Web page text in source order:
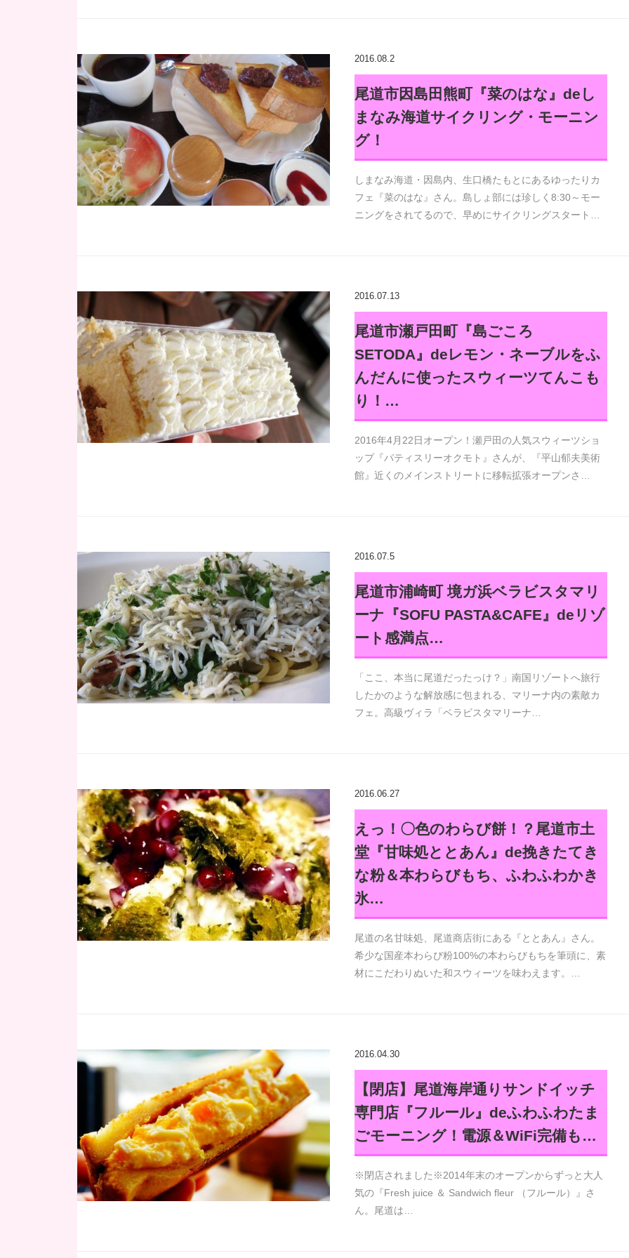
2016.08.2
尾道市因島田熊町『菜のはな』deし
まなみ海道サイクリング・モーニン
グ！
しまなみ海道・因島内、生口橋たもとにあるゆったりカ
フェ『菜のはな』さん。島しょ部には珍しく8:30～モー
ニングをされてるので、早めにサイクリングスタート…
2016.07.13
尾道市瀬戸田町『島ごころ
SETODA』deレモン・ネーブルをふ
んだんに使ったスウィーツてんこも
り！…
2016年4月22日オープン！瀬戸田の人気スウィーツショ
ップ『パティスリーオクモト』さんが、『平山郁夫美術
館』近くのメインストリートに移転拡張オープンさ…
2016.07.5
尾道市浦崎町 境ガ浜ベラビスタマリ
ーナ『SOFU PASTA&CAFE』deリゾ
ート感満点…
「ここ、本当に尾道だったっけ？」南国リゾートへ旅行
したかのような解放感に包まれる、マリーナ内の素敵カ
フェ。高級ヴィラ「ベラビスタマリーナ…
2016.06.27
えっ！〇色のわらび餅！？尾道市土
堂『甘味処ととあん』de挽きたてき
な粉＆本わらびもち、ふわふわかき
氷…
尾道の名甘味処、尾道商店街にある『ととあん』さん。
希少な国産本わらび粉100%の本わらびもちを筆頭に、素
材にこだわりぬいた和スウィーツを味わえます。…
2016.04.30
【閉店】尾道海岸通りサンドイッチ
専門店『フルール』deふわふわたま
ごモーニング！電源＆WiFi完備も…
※閉店されました※2014年末のオープンからずっと大人
気の『Fresh juice ＆ Sandwich fleur （フルール）』さ
ん。尾道は…